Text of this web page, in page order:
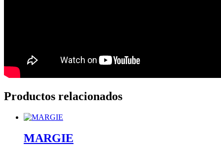
Productos relacionados
MARGIE